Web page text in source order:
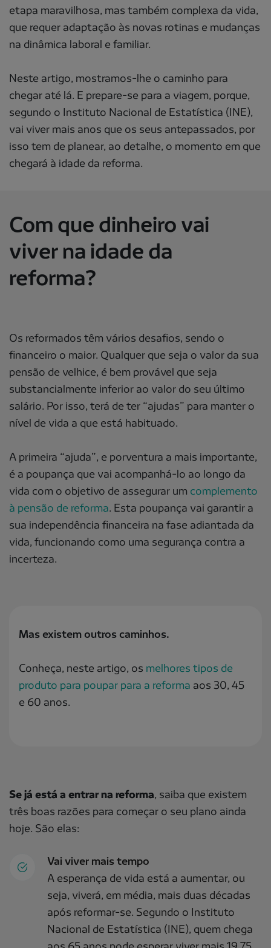
etapa maravilhosa, mas também complexa da vida,
que requer adaptação às novas rotinas e mudanças
na dinâmica laboral e familiar.
Neste artigo, mostramos-lhe o caminho para
chegar até lá. E prepare-se para a viagem, porque,
segundo o Instituto Nacional de Estatística (INE),
vai viver mais anos que os seus antepassados, por
isso tem de planear, ao detalhe, o momento em que
chegará à idade da reforma.
Com que dinheiro vai
viver na idade da
reforma?
Os reformados têm vários desafios, sendo o
financeiro o maior. Qualquer que seja o valor da sua
pensão de velhice, é bem provável que seja
substancialmente inferior ao valor do seu último
salário. Por isso, terá de ter “ajudas” para manter o
nível de vida a que está habituado.
A primeira “ajuda”, e porventura a mais importante,
é a poupança que vai acompanhá-lo ao longo da
vida com o objetivo de assegurar um complemento
à pensão de reforma. Esta poupança vai garantir a
sua independência financeira na fase adiantada da
vida, funcionando como uma segurança contra a
incerteza.
Mas existem outros caminhos.
Conheça, neste artigo, os melhores tipos de
produto para poupar para a reforma aos 30, 45
e 60 anos.
Se já está a entrar na reforma, saiba que existem
três boas razões para começar o seu plano ainda
hoje. São elas:
Vai viver mais tempo
A esperança de vida está a aumentar, ou
seja, viverá, em média, mais duas décadas
após reformar-se. Segundo o Instituto
Nacional de Estatística (INE), quem chega